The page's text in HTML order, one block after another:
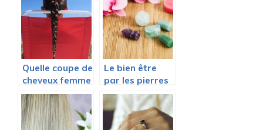
Quelle coupe de
cheveux femme
choisir pour cet
été 2020 ?
Le bien être
par les pierres